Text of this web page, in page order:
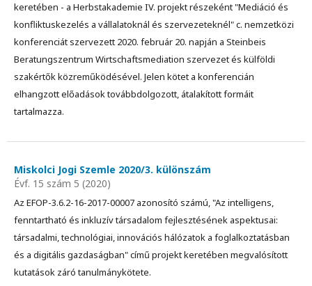
keretében - a Herbstakademie IV. projekt részeként "Mediáció és
konfliktuskezelés a vállalatoknál és szervezeteknél" c. nemzetközi
konferenciát szervezett 2020. február 20. napján a Steinbeis
Beratungszentrum Wirtschaftsmediation szervezet és külföldi
szakértők közreműködésével. Jelen kötet a konferencián
elhangzott előadások továbbdolgozott, átalakított formáit
tartalmazza.
Miskolci Jogi Szemle 2020/3. különszám
Évf. 15 szám 5 (2020)
Az EFOP-3.6.2-16-2017-00007 azonosító számú, "Az intelligens,
fenntartható és inkluzív társadalom fejlesztésének aspektusai:
társadalmi, technológiai, innovációs hálózatok a foglalkoztatásban
és a digitális gazdaságban" című projekt keretében megvalósított
kutatások záró tanulmánykötete.